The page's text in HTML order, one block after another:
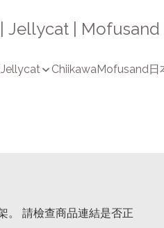
Jellycat | Mofusand
Jellycat ChiikawaMofusand日
。 請檢查商品連結是否正